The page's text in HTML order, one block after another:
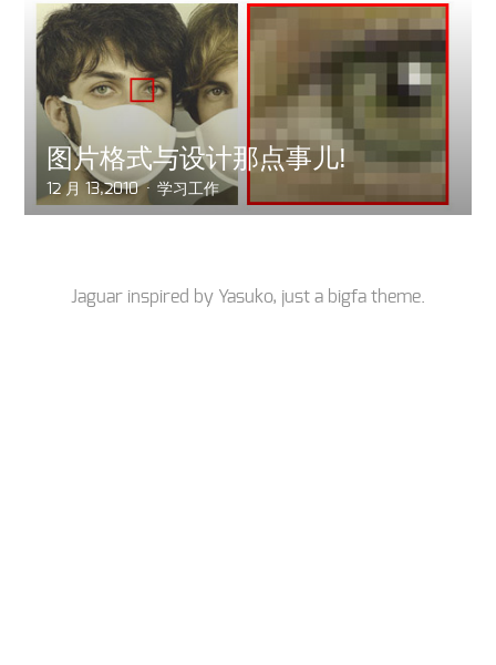
图片格式与设计那点事儿!
12 月 13,2010 学习工作
Jaguar inspired by Yasuko, just a bigfa theme.